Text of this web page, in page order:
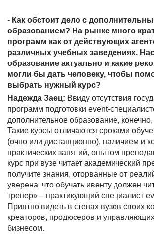
- Как обстоит дело с
образованием? На рынке много
программ как от действующих
различных учебных заведениях.
образование актуально и какие
могли бы дать человеку, чтобы
выбрать нужный курс?
Надежда Заец: Ввиду отсутствия
программ подготовки event-
дополнительное образование, конечно,
Такие курсы отличаются сроками
(очно или дистанционно), наличием и
практических занятий, опытом
курс при вузе читает академический
получите знания, оторванные от
уверена, что обучать ивенту должен
тренер» – практикующий специалист
Приятно видеть в стенах вузов своих
креаторов, продюсеров и
бизнесом.